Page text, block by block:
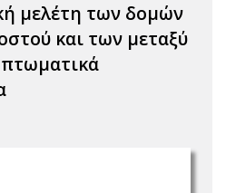
μελέτη των δομών
και των μεταξύ